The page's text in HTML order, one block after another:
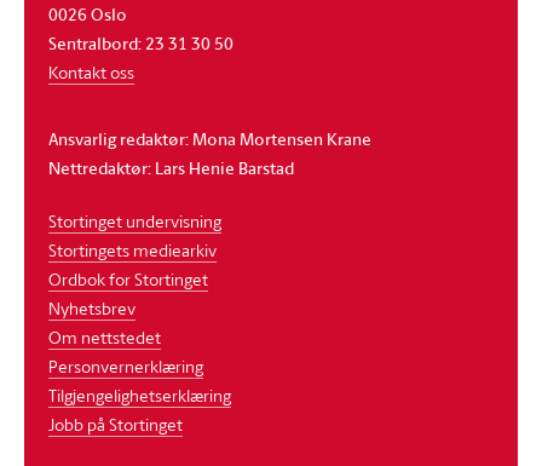
0026 Oslo
Sentralbord: 23 31 30 50
Kontakt oss
Ansvarlig redaktør: Mona Mortensen Krane
Nettredaktør: Lars Henie Barstad
Stortinget undervisning
Stortingets mediearkiv
Ordbok for Stortinget
Nyhetsbrev
Om nettstedet
Personvernerklæring
Tilgjengelighetserklæring
Jobb på Stortinget